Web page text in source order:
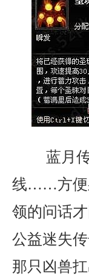
蓝月
线……方便
领的问话
公益迷失
那只凶兽